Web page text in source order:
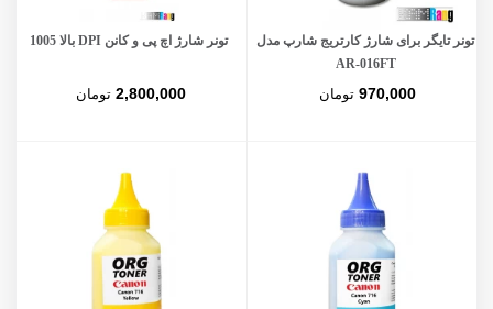
تونر تایگر برای شارژ کارتریج شارپ مدل
AR-016FT
970,000 تومان
تونر شارژ اچ پی و کانن DPI بالا 1005
2,800,000 تومان